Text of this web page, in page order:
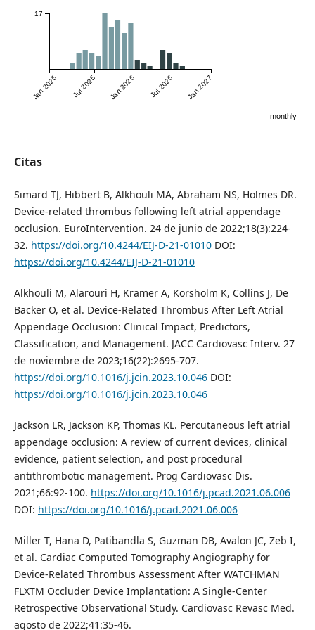
Jan 2025 Jul 2025 Jan 2026 Jul 2026 Jan 2027
17
monthly
Citas
Simard TJ, Hibbert B, Alkhouli MA, Abraham NS, Holmes DR.
Device-related thrombus following left atrial appendage
occlusion. EuroIntervention. 24 de junio de 2022;18(3):224-
32. https://doi.org/10.4244/EIJ-D-21-01010DOI:
https://doi.org/10.4244/EIJ-D-21-01010
Alkhouli M, Alarouri H, Kramer A, Korsholm K, Collins J, De
Backer O, et al. Device-Related Thrombus After Left Atrial
Appendage Occlusion: Clinical Impact, Predictors,
Classification, and Management. JACC Cardiovasc Interv. 27
de noviembre de 2023;16(22):2695-707.
https://doi.org/10.1016/j.jcin.2023.10.046DOI:
https://doi.org/10.1016/j.jcin.2023.10.046
Jackson LR, Jackson KP, Thomas KL. Percutaneous left atrial
appendage occlusion: A review of current devices, clinical
evidence, patient selection, and post procedural
antithrombotic management. Prog Cardiovasc Dis.
2021;66:92-100. https://doi.org/10.1016/j.pcad.2021.06.006
DOI: https://doi.org/10.1016/j.pcad.2021.06.006
Miller T, Hana D, Patibandla S, Guzman DB, Avalon JC, Zeb I,
et al. Cardiac Computed Tomography Angiography for
Device-Related Thrombus Assessment After WATCHMAN
FLXTM Occluder Device Implantation: A Single-Center
Retrospective Observational Study. Cardiovasc Revasc Med.
agosto de 2022;41:35-46.